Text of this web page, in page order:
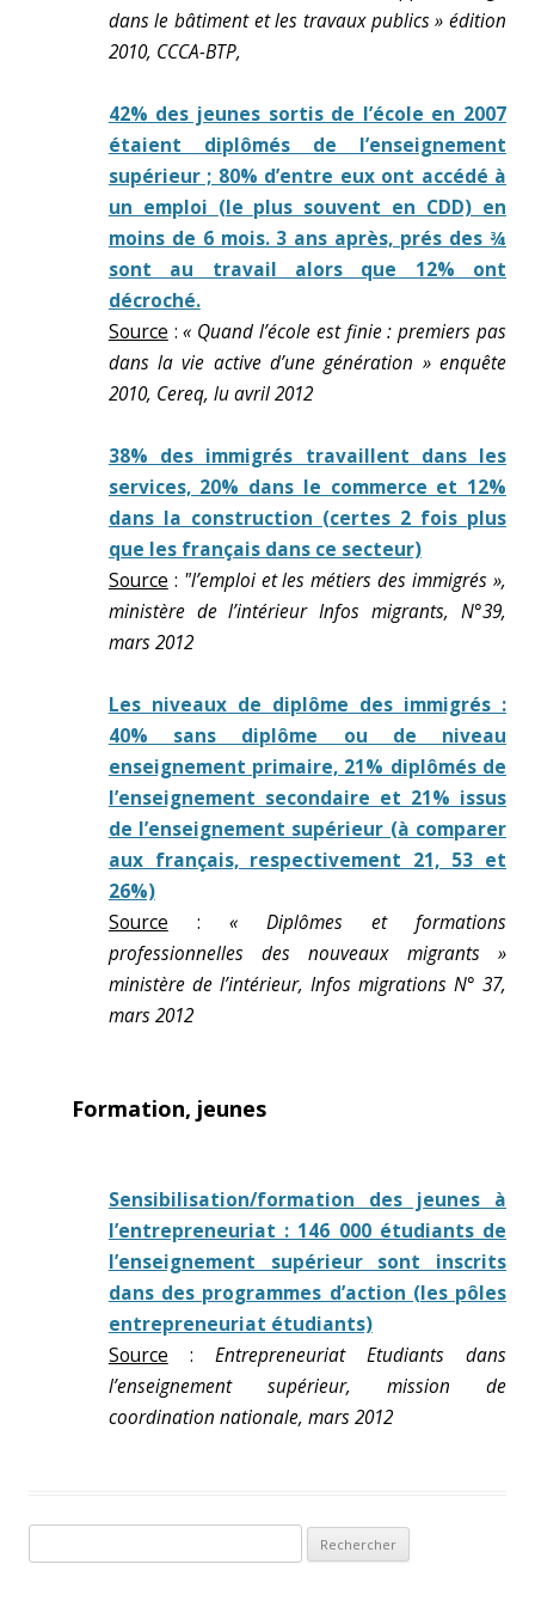
dans le bâtiment et les travaux publics » édition
2010, CCCA-BTP,
42% des jeunes sortis de l’école en 2007
étaient diplômés de l’enseignement
supérieur ; 80% d’entre eux ont accédé à
un emploi (le plus souvent en CDD) en
moins de 6 mois. 3 ans après, prés des ¾
sont au travail alors que 12% ont
décroché.
Source :« Quand l’école est finie : premiers pas
dans la vie active d’une génération » enquête
2010, Cereq, lu avril 2012
38% des immigrés travaillent dans les
services, 20% dans le commerce et 12%
dans la construction (certes 2 fois plus
que les français dans ce secteur)
Source : "l’emploi et les métiers des immigrés »,
ministère de l’intérieur Infos migrants, N°39,
mars 2012
Les niveaux de diplôme des immigrés :
40% sans diplôme ou de niveau
enseignement primaire, 21% diplômés de
l’enseignement secondaire et 21% issus
de l’enseignement supérieur (à comparer
aux français, respectivement 21, 53 et
26%)
Source : « Diplômes et formations
professionnelles des nouveaux migrants »
ministère de l’intérieur, Infos migrations N° 37,
mars 2012
Formation, jeunes
Sensibilisation/formation des jeunes à
l’entrepreneuriat : 146 000 étudiants de
l’enseignement supérieur sont inscrits
dans des programmes d’action (les pôles
entrepreneuriat étudiants)
Source : Entrepreneuriat Etudiants dans
l’enseignement supérieur, mission de
coordination nationale, mars 2012